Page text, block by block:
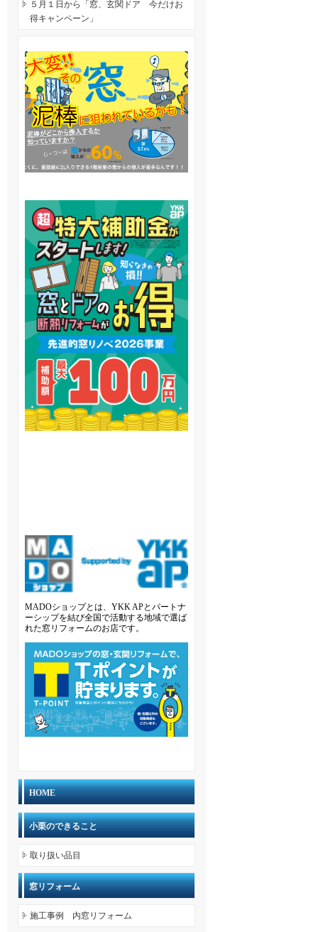
５月１日から「窓、玄関ドア 今だけお
得キャンペーン」
MADOショップとは、YKK APとパートナ
ーシップを結び全国で活動する地域で選ば
れた窓リフォームのお店です。
HOME
小栗のできること
取り扱い品目
窓リフォーム
施工事例 内窓リフォーム